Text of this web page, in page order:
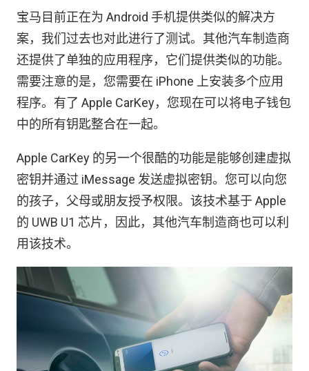
宝马目前正在为 Android 手机提供类似的解决方
案，我们过去也对此进行了测试。其他汽车制造商
还提供了单独的应用程序，它们提供类似的功能。
需要注意的是，您需要在 iPhone 上安装多个应用
程序。有了 Apple CarKey，您现在可以将电子钱包
中的所有钥匙整合在一起。
Apple CarKey 的另一个很酷的功能是能够创建虚拟
密钥并通过 iMe​​ssage 发送虚拟密钥。您可以向您
的孩子，父母或朋友授予权限。该技术基于 Apple
的 UWB U1 芯片，因此，其他汽车制造商也可以利
用该技术。